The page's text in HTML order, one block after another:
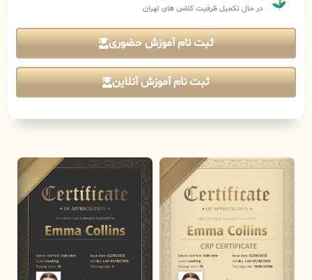
در حال تکمیل ظرفیت کلاس های تهران
ثبت نام آموزش حضوری
ثبت نام آموزش آنلاین